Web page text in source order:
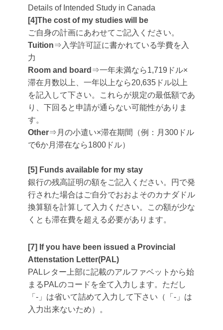
Details of Intended Study in Canada
[4]The cost of my studies will be
ご自身の計画にあわせてご記入ください。
Tuition⇒入学許可証に書かれている学費を入
力
Room and board ⇒一年未満なら1,719ドル×
滞在月数以上、一年以上なら20,635ドル以上
を記入して下さい。これらが規定の最低額であ
り、下回ると申請が通らない可能性がありま
す。
Other⇒月の小遣い×滞在期間（例：月300ドル
で6か月滞在なら1800ドル）
[5] Funds available for my stay
銀行の残高証明の額をご記入ください。円で発
行された場合はご自分でおおよそのカナダドル
換算額を計算して入力ください。この額が少な
くとも滞在費を超える必要があります。
[7] If you have been issued a Provincial
Attenstation Letter(PAL)
PALレター上部に記載のアルファベットから始
まるPALのコードを全て入力します。ただし
「-」は省いて詰めて入力して下さい（「-」は
入力出来ないため）。